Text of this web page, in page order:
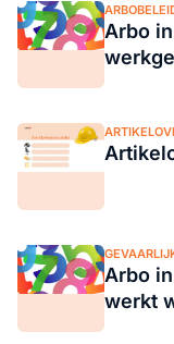
Arbo
Arbo
werkt